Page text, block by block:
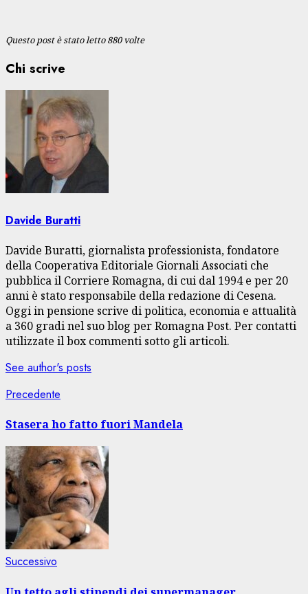
Questo post è stato letto 880 volte
Chi scrive
Davide Buratti
Davide Buratti, giornalista professionista, fondatore
della Cooperativa Editoriale Giornali Associati che
pubblica il Corriere Romagna, di cui dal 1994 e per 20
anni è stato responsabile della redazione di Cesena.
Oggi in pensione scrive di politica, economia e attualità
a 360 gradi nel suo blog per Romagna Post. Per contatti
utilizzate il box commenti sotto gli articoli.
See author's posts
Navigazione
articolo
Precedente
Stasera ho fatto fuori Mandela
Successivo